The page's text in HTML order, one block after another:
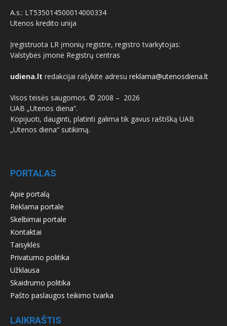
A.s.: LT535014500014000334
Utenos kredito unija
Įregistruota LR įmonių registre, registro tvarkytojas:
Valstybės įmonė Registrų centras
udiena.lt redakcijai rašykite adresu reklama@utenosdiena.lt
Visos teisės saugomos. © 2008 – 2026
UAB „Utenos diena“.
Kopijuoti, dauginti, platinti galima tik gavus raštišką UAB
„Utenos diena“ sutikimą.
PORTALAS
Apie portalą
Reklama portale
Skelbimai portale
Kontaktai
Taisyklės
Privatumo politika
Užklausa
Skaidrumo politika
Pašto paslaugos teikimo tvarka
LAIKRAŠTIS